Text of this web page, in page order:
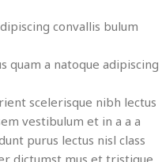
convallis bulum
a natoque adipiscing
scelerisque nibh lectus.
vestibulum et in a a a
purus lectus nisl class